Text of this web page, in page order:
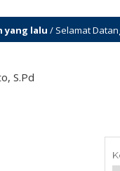
lalu/ Selamat Datang di
S.Pd